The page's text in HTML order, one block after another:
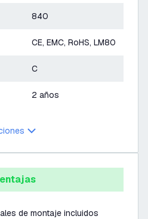
840
CE, EMC, RoHS, LM80
C
2 años
de montaje incluidos